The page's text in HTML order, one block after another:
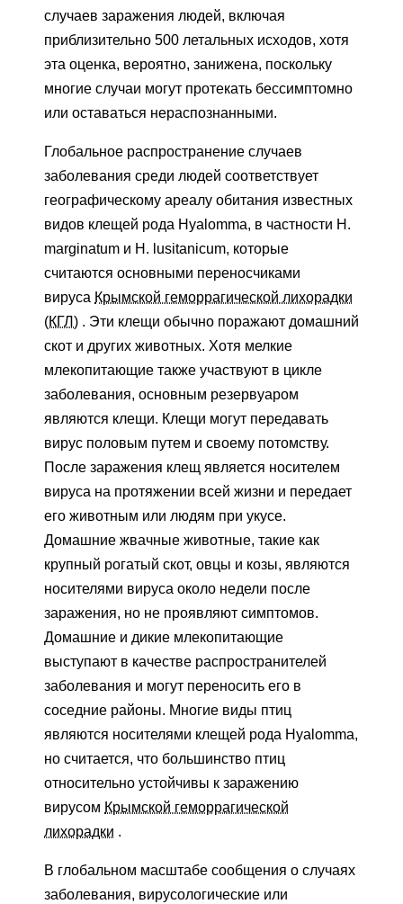
случаев заражения людей, включая
приблизительно 500 летальных исходов, хотя
эта оценка, вероятно, занижена, поскольку
многие случаи могут протекать бессимптомно
или оставаться нераспознанными.
Глобальное распространение случаев
заболевания среди людей соответствует
географическому ареалу обитания известных
видов клещей рода Hyalomma, в частности H.
marginatum и H. lusitanicum, которые
считаются основными переносчиками
вируса Крымской геморрагической лихорадки
(КГЛ) . Эти клещи обычно поражают домашний
скот и других животных. Хотя мелкие
млекопитающие также участвуют в цикле
заболевания, основным резервуаром
являются клещи. Клещи могут передавать
вирус половым путем и своему потомству.
После заражения клещ является носителем
вируса на протяжении всей жизни и передает
его животным или людям при укусе.
Домашние жвачные животные, такие как
крупный рогатый скот, овцы и козы, являются
носителями вируса около недели после
заражения, но не проявляют симптомов.
Домашние и дикие млекопитающие
выступают в качестве распространителей
заболевания и могут переносить его в
соседние районы. Многие виды птиц
являются носителями клещей рода Hyalomma,
но считается, что большинство птиц
относительно устойчивы к заражению
вирусом Крымской геморрагической
лихорадки .
В глобальном масштабе сообщения о случаях
заболевания, вирусологические или